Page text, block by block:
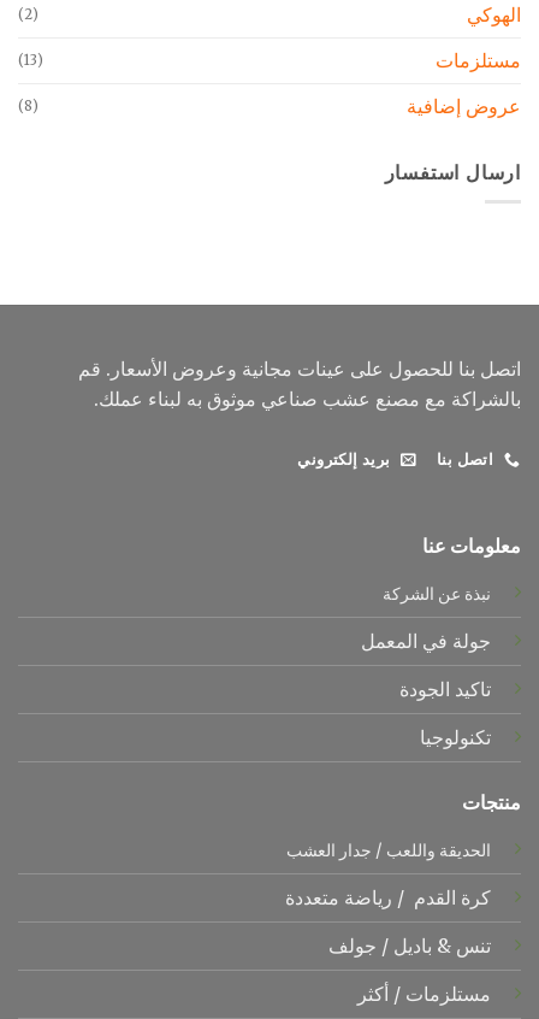
الهوكي (2)
مستلزمات (13)
عروض إضافية (8)
ارسال استفسار
اتصل بنا للحصول على عينات مجانية وعروض الأسعار. قم
بالشراكة مع مصنع عشب صناعي موثوق به لبناء عملك.
اتصل بنا بريد إلكتروني
معلومات عنا
نبذة عن الشركة
جولة في المعمل
تاكيد الجودة
تكنولوجيا
منتجات
الحديقة واللعب / جدار العشب
كرة القدم / رياضة متعددة
تنس & باديل / جولف
مستلزمات / أكثر